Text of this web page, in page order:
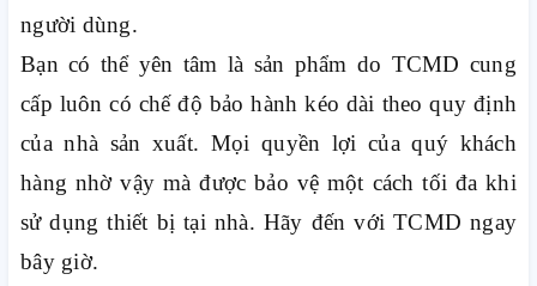
người dùng.
Bạn có thể yên tâm là sản phẩm do TCMD cung
cấp luôn có chế độ bảo hành kéo dài theo quy định
của nhà sản xuất. Mọi quyền lợi của quý khách
hàng nhờ vậy mà được bảo vệ một cách tối đa khi
sử dụng thiết bị tại nhà. Hãy đến với TCMD ngay
bây giờ.